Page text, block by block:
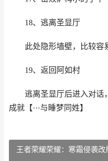
18、逃离圣显厅
此处隐形墙壁，比较容
19、返回阿如村
逃离圣显厅后进入对话
成就【···与睡梦同姓】
王者荣耀荣耀：寒霜侵袭